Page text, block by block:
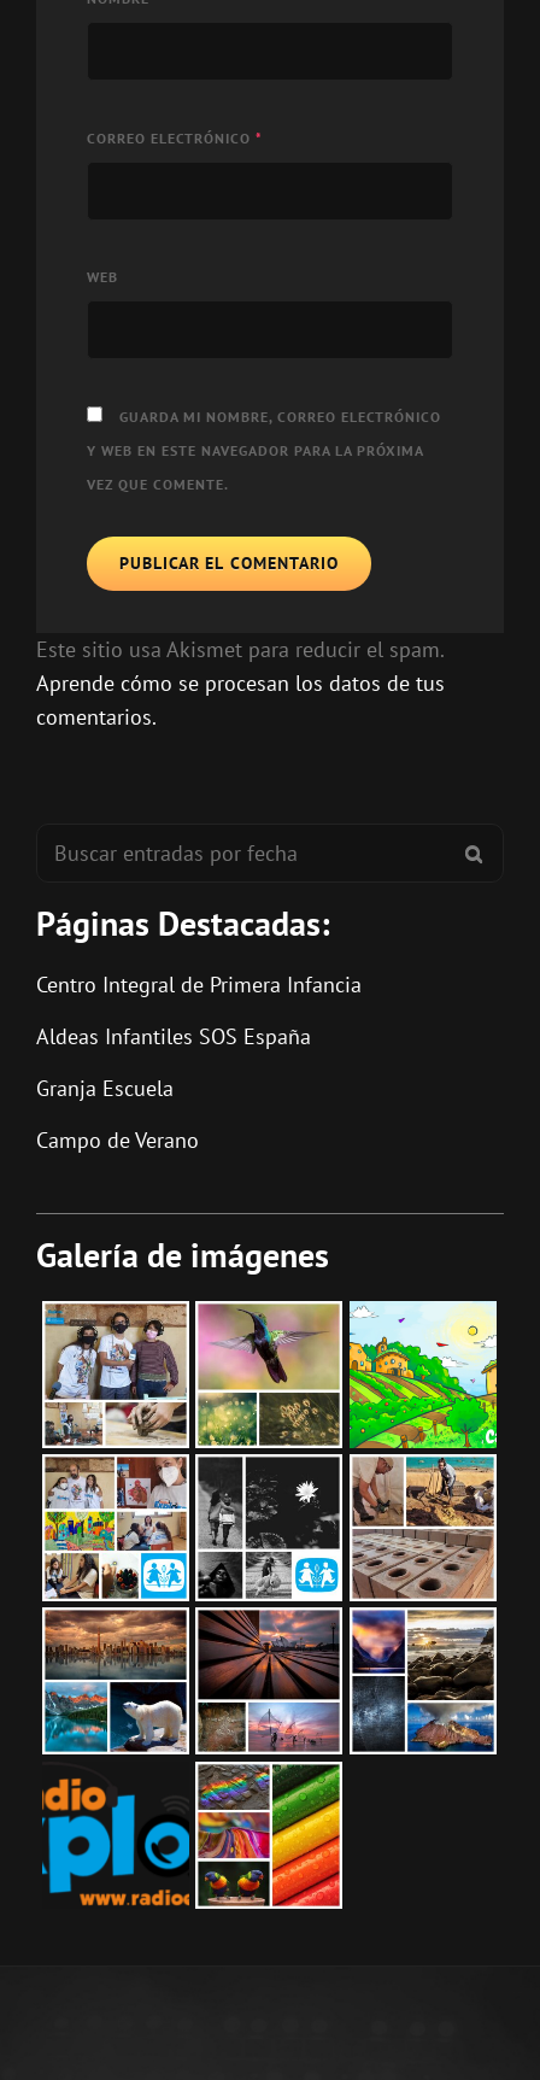
CORREO ELECTRÓNICO *
WEB
GUARDA MI NOMBRE, CORREO ELECTRÓNICO
Y WEB EN ESTE NAVEGADOR PARA LA PRÓXIMA
VEZ QUE COMENTE.
Este sitio usa Akismet para reducir el spam.
Aprende cómo se procesan los datos de tus
comentarios.
Buscar:
Páginas Destacadas:
Centro Integral de Primera Infancia
Aldeas Infantiles SOS España
Granja Escuela
Campo de Verano
Galería de imágenes